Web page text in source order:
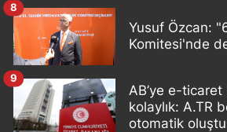
Yusuf Özcan:
Komitesi'nde
8
AB’ye e-
kolaylık: A.TR
otomatik
9